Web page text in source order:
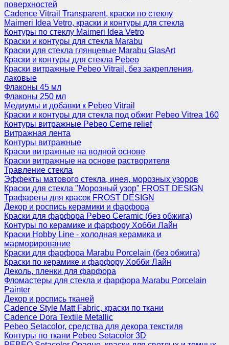
поверхностей
Cadence Vitrail Transparent, краски по стеклу
Maimeri Idea Vetro, краски и контуры для стекла
Контуры по стеклу Maimeri Idea Vetro
Краски и контуры для стекла Marabu
Краски для стекла глянцевые Marabu GlasArt
Краски и контуры для стекла Pebeo
Краски витражные Pebeo Vitrail, без закрепления,
лаковые
Флаконы 45 мл
Флаконы 250 мл
Медиумы и добавки к Pebeo Vitrail
Краски и контуры для стекла под обжиг Pebeo Vitrea 160
Контуры витражные Pebeo Cerne relief
Витражная лента
Контуры витражные
Краски витражные на водной основе
Краски витражные на основе растворителя
Травление стекла
Эффекты матового стекла, инея, морозных узоров
Краски для стекла "Морозный узор" FROST DESIGN
Трафареты для красок FROST DESIGN
Декор и роспись керамики и фарфора
Краски для фарфора Pebeo Ceramic (без обжига)
Контуры по керамике и фарфору Хобби Лайн
Краски Hobby Line - холодная керамика и
марморирование
Краски для фарфора Marabu Porcelain (без обжига)
Краски по керамике и фарфору Хобби Лайн
Деколь, пленки для фарфора
Фломастеры для стекла и фарфора Marabu Porcelain
Painter
Декор и роспись тканей
Cadence Style Matt Fabric, краски по ткани
Cadence Dora Textile Metallic
Pebeo Setacolor, средства для декора текстиля
Контуры по ткани Pebeo Setacolor 3D